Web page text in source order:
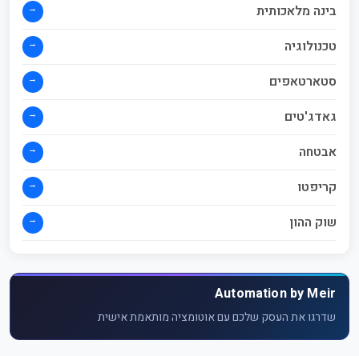
בינה מלאכותית
→
טכנולוגיה →
סטארטאפים →
גאדג'טים →
אבטחה →
קריפטו →
שוק ההון →
Automation by Meir
שדרגו את העסק שלכם עם אוטומציה מותאמת אישית